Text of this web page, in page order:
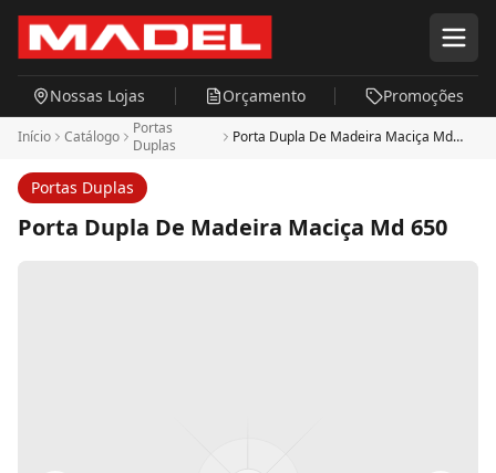
Pular para o conteúdo principal
Nossas Lojas Orçamento Promoções
Início Catálogo
Portas
Duplas
Porta Dupla De Madeira Maciça Md
Portas Duplas
Porta Dupla De Madeira Maciça Md 650